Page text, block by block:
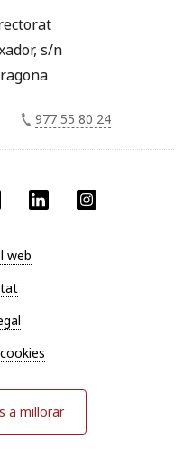
YouTube LinkedIn
s/n
977 55 80 24
web
a millorar